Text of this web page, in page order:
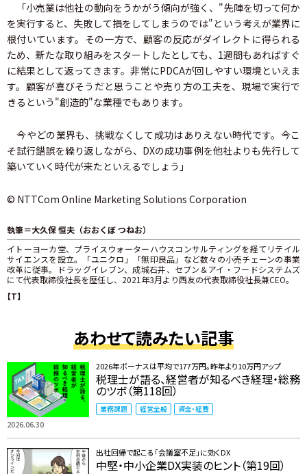
「小売業は他社の動向をうかがう傾向が強く、"先陣を切って何か
を実行すると、失敗して損をしてしまうのでは"という考えが業界に
根付いています。その一方で、顧客の反応がダイレクトに得られる
ため、新たな取り組みをスタートしたとしても、1週間もあればすぐ
に結果として返ってきます。非常にPDCAが回しやすい環境といえま
す。顧客が喜びそうだと思うことや売り方の工夫を、現場で実行で
きるという"創造的"な業種でもあります。
今やどの業界も、挑戦なくして成功はありえない時代です。今こ
そ試行錯誤を繰り返しながら、DXの成功事例を他社よりも先行して
築いていく時代が来たといえるでしょう」
© NTTCom Online Marketing Solutions Corporation
執筆＝大久保 恒夫（おおくぼ つねお）
イトーヨーカ堂、プライスウォーターハウスコンサルティングを経てリテイル
サイエンスを設立。「ユニクロ」「無印良品」など数々の小売チェーンの事業
改革に従事。ドラッグイレブン、成城石井、セブン＆アイ・フードシステムズ
にて代表取締役社長を歴任し、2021年3月より西友の代表取締役社長兼CEO。
【T】
あわせて読みたい記事
2026.06.30
2026年ボーナスは平均で177万円。昨年より10万円アップ
税理士が語る、経営者が知るべき経理・総務
のツボ（第118回）
業務課題 経営全般 資金・経費
出社回帰で起こる「会議室不足」に効くDX
中堅・中小企業DX実装のヒント（第19回）